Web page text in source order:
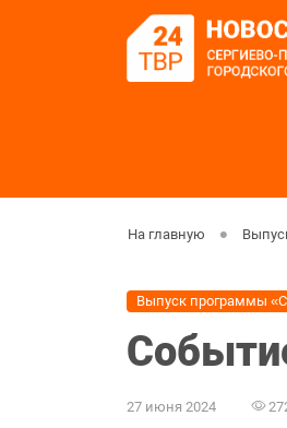
На главную
Выпуск программы
27 июня 2024